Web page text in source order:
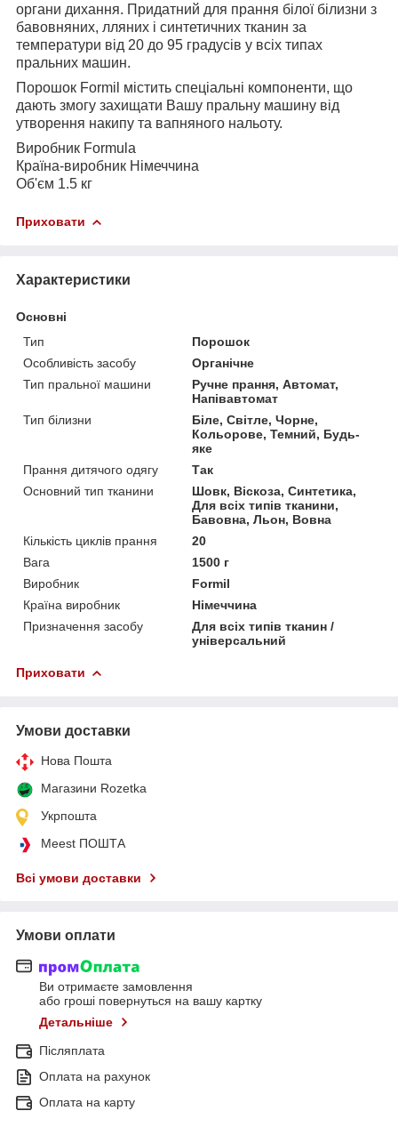
органи дихання. Придатний для прання білої білизни з
бавовняних, лляних і синтетичних тканин за
температури від 20 до 95 градусів у всіх типах
пральних машин.
Порошок Formil містить спеціальні компоненти, що
дають змогу захищати Вашу пральну машину від
утворення накипу та вапняного нальоту.
Виробник Formula
Країна-виробник Німеччина
Об'єм 1.5 кг
Приховати
Характеристики
Основні
Тип
Порошок
Особливість засобу
Органічне
Тип пральної машини
Ручне прання, Автомат,
Напівавтомат
Тип білизни
Біле, Світле, Чорне,
Кольорове, Темний, Будь-
яке
Прання дитячого одягу
Так
Основний тип тканини
Шовк, Віскоза, Синтетика,
Для всіх типів тканини,
Бавовна, Льон, Вовна
Кількість циклів прання
20
Вага
1500 г
Виробник
Formil
Країна виробник
Німеччина
Призначення засобу
Для всіх типів тканин /
універсальний
Приховати
Умови доставки
Нова Пошта
Магазини Rozetka
Укрпошта
Meest ПОШТА
Всі умови доставки
Умови оплати
Ви отримаєте замовлення
або гроші повернуться на вашу картку
Детальніше
Післяплата
Оплата на рахунок
Оплата на карту